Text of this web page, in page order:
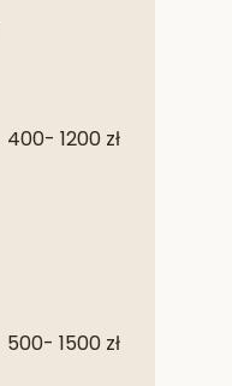
400- 1200 zł
500- 1500 zł